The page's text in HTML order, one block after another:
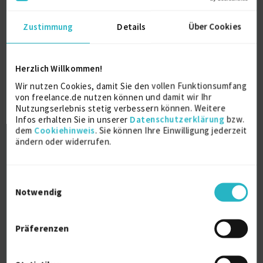
Zustimmung Details Über Cookies
Herzlich Willkommen!
Wir nutzen Cookies, damit Sie den vollen Funktionsumfang
von freelance.de nutzen können und damit wir Ihr
Nutzungserlebnis stetig verbessern können. Weitere
Infos erhalten Sie in unserer Datenschutzerklärung bzw.
dem Cookiehinweis. Sie können Ihre Einwilligung jederzeit
ändern oder widerrufen.
Notwendig
Präferenzen
Salesforce Certified Platform App Builder
2023
Salesforce Certified CPQ Specialist
2021